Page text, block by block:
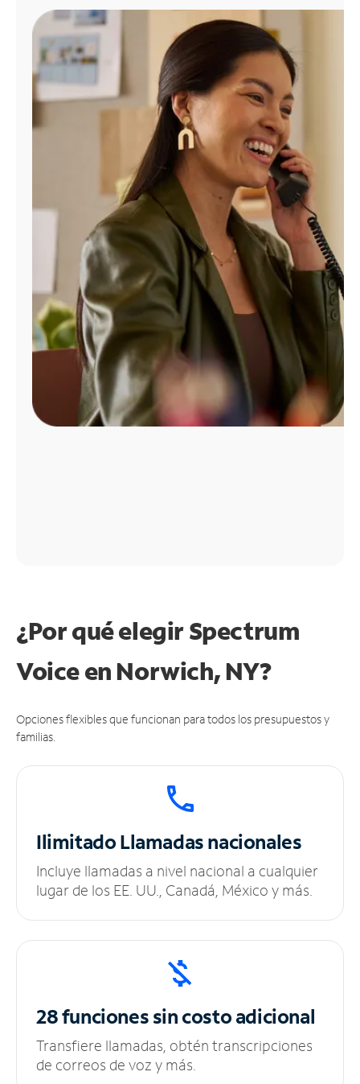
Administrar
cuenta
Encuentra
tienda
¿Por qué elegir Spectrum
Voice en Norwich, NY?
Opciones flexibles que funcionan para todos los presupuestos y
familias.
IlimitadoLlamadas nacionales
Incluye llamadas a nivel nacional a cualquier
lugar de los EE. UU., Canadá, México y más.
28 funciones sincosto adicional
Transfiere llamadas, obtén transcripciones
de correos de voz y más.